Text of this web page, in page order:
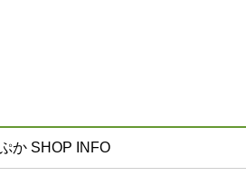
か SHOP INFO